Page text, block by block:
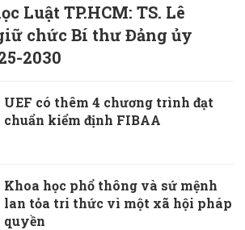
Luật TP.HCM: TS. Lê
chức Bí thư Đảng ủy
2030
UEF có thêm 4 chương trình đạt
chuẩn kiểm định FIBAA
Khoa học phổ thông và sứ mệnh
lan tỏa tri thức vì một xã hội pháp
quyền